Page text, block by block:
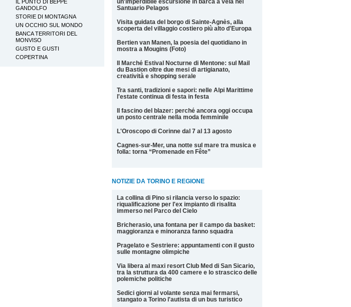
un'imperdibile escursione in barca a vela nel
Santuario Pelagos
Visita guidata del borgo di Sainte-Agnès, alla
scoperta del villaggio costiero più alto d'Europa
Bertien van Manen, la poesia del quotidiano in
mostra a Mougins (Foto)
Il Marché Estival Nocturne di Mentone: sul Mail
du Bastion oltre due mesi di artigianato,
creatività e shopping serale
Tra santi, tradizioni e sapori: nelle Alpi Marittime
l'estate continua di festa in festa
Il fascino del blazer: perché ancora oggi occupa
un posto centrale nella moda femminile
L'Oroscopo di Corinne dal 7 al 13 agosto
Cagnes-sur-Mer, una notte sul mare tra musica e
folla: torna “Promenade en Fête”
NOTIZIE DA TORINO E REGIONE
La collina di Pino si rilancia verso lo spazio:
riqualificazione per l'ex impianto di risalita
immerso nel Parco del Cielo
Bricherasio, una fontana per il campo da basket:
maggioranza e minoranza fanno squadra
Pragelato e Sestriere: appuntamenti con il gusto
sulle montagne olimpiche
Via libera al maxi resort Club Med di San Sicario,
tra la struttura da 400 camere e lo strascico delle
polemiche politiche
Sedici giorni al volante senza mai fermarsi,
stangato a Torino l'autista di un bus turistico
IL PUNTO DI BEPPE
GANDOLFO
STORIE DI MONTAGNA
UN OCCHIO SUL MONDO
BANCA TERRITORI DEL
MONVISO
GUSTO E GUSTI
COPERTINA